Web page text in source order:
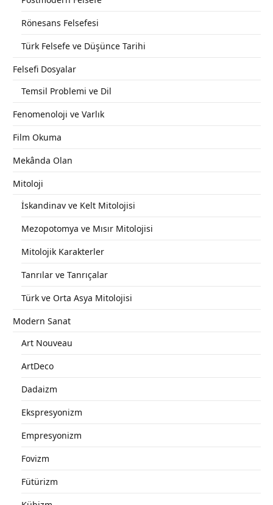
Rönesans Felsefesi
Türk Felsefe ve Düşünce Tarihi
Felsefi Dosyalar
Temsil Problemi ve Dil
Fenomenoloji ve Varlık
Film Okuma
Mekânda Olan
Mitoloji
İskandinav ve Kelt Mitolojisi
Mezopotomya ve Mısır Mitolojisi
Mitolojik Karakterler
Tanrılar ve Tanrıçalar
Türk ve Orta Asya Mitolojisi
Modern Sanat
Art Nouveau
ArtDeco
Dadaizm
Ekspresyonizm
Empresyonizm
Fovizm
Fütürizm